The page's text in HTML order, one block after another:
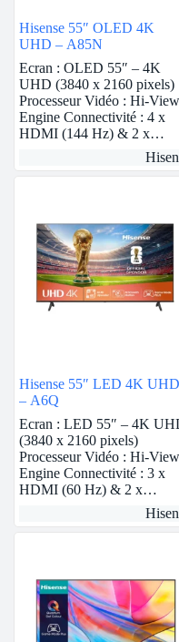
Hisense 55″ OLED 4K
UHD – A85N
Ecran : OLED 55″ – 4K
UHD (3840 x 2160 pixels)
Processeur Vidéo : Hi-View
Engine Connectivité : 4 x
HDMI (144 Hz) & 2 x…
Hisense 55″ LED 4K UHD
– A6Q
Ecran : LED 55″ – 4K
(3840 x 2160 pixels)
Processeur Vidéo : Hi-View
Engine Connectivité : 3 x
HDMI (60 Hz) & 2 x…